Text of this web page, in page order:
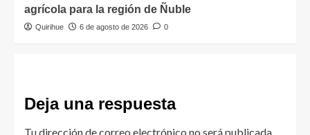
agrícola para la región de Ñuble
Quirihue 6 de agosto de 2026 0
Deja una respuesta
Tu dirección de correo electrónico no será publicada.